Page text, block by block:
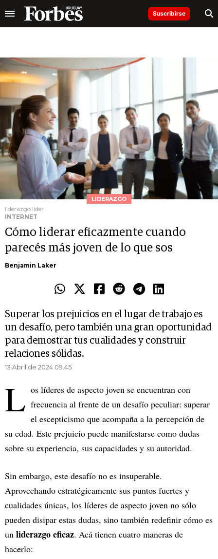
Suscribirse
LIDERAZGO
liderazgo líder
INTERNET
Cómo liderar eficazmente cuando
parecés más joven de lo que sos
Benjamin Laker
Superar los prejuicios en el lugar de trabajo es
un desafío, pero también una gran oportunidad
para demostrar tus cualidades y construir
relaciones sólidas.
13 Abril de 2024 09.45
L os líderes de aspecto joven se encuentran con
frecuencia al frente de un desafío peculiar: superar
el escepticismo que acompaña a la percepción de
su edad. Este prejuicio puede manifestarse como dudas
sobre su experiencia, sus capacidades y su autoridad.
Sin embargo, este desafío no es insuperable.
Aprovechando estratégicamente sus puntos fuertes y
cualidades únicas, los líderes de aspecto joven no sólo
pueden disipar estas dudas, sino también redefinir cómo es
un liderazgo eficaz. Acá tienen cuatro maneras de
hacerlo: